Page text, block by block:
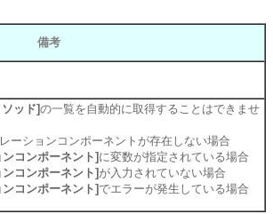
備考
ッド]の一覧を自動的に取得することはできませ
ーションコンポーネントが存在しない場合
コンポーネント] に変数が指定されている場合
コンポーネント] が入力されていない場合
コンポーネント] でエラーが発生している場合